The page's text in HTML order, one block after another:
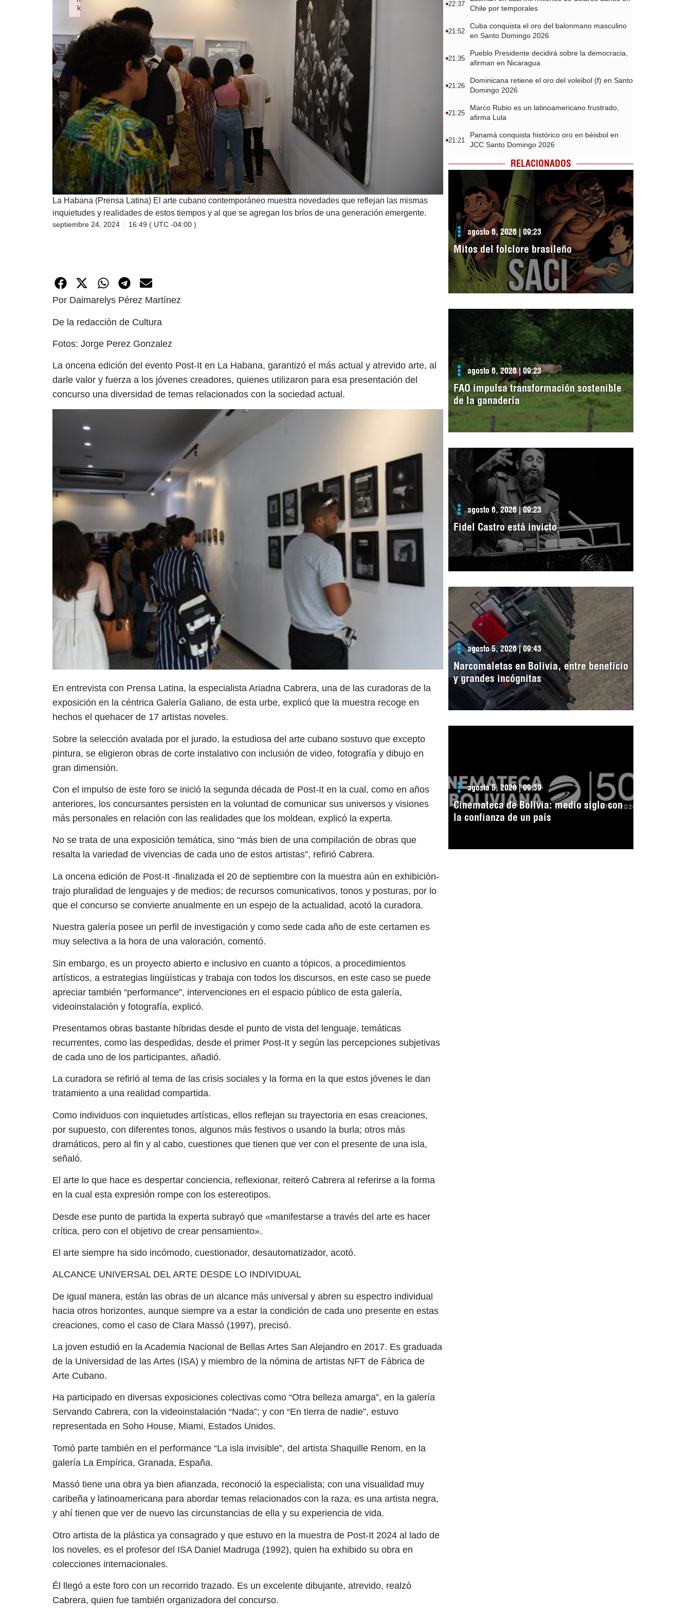
La Habana (Prensa Latina) El arte cubano contemporáneo muestra novedades que reflejan las mismas
inquietudes y realidades de estos tiempos y al que se agregan los bríos de una generación emergente.
septiembre 24, 2024 16:49 ( UTC -04:00 )
Por Daimarelys Pérez Martínez
De la redacciòn de Cultura
Fotos: Jorge Perez Gonzalez
La oncena edición del evento Post-It en La Habana, garantizó el más actual y atrevido arte, al
darle valor y fuerza a los jóvenes creadores, quienes utilizaron para esa presentación del
concurso una diversidad de temas relacionados con la sociedad actual.
En entrevista con Prensa Latina, la especialista Ariadna Cabrera, una de las curadoras de la
exposición en la céntrica Galería Galiano, de esta urbe, explicó que la muestra recoge en
hechos el quehacer de 17 artistas noveles.
Sobre la selección avalada por el jurado, la estudiosa del arte cubano sostuvo que excepto
pintura, se eligieron obras de corte instalativo con inclusión de video, fotografía y dibujo en
gran dimensión.
Con el impulso de este foro se inició la segunda década de Post-It en la cual, como en años
anteriores, los concursantes persisten en la voluntad de comunicar sus universos y visiones
más personales en relación con las realidades que los moldean, explicó la experta.
No se trata de una exposición temática, sino “más bien de una compilación de obras que
resalta la variedad de vivencias de cada uno de estos artistas”, refirió Cabrera.
La oncena edición de Post-It -finalizada el 20 de septiembre con la muestra aún en exhibiciòn-
trajo pluralidad de lenguajes y de medios; de recursos comunicativos, tonos y posturas, por lo
que el concurso se convierte anualmente en un espejo de la actualidad, acotó la curadora.
Nuestra galería posee un perfil de investigación y como sede cada año de este certamen es
muy selectiva a la hora de una valoración, comentó.
Sin embargo, es un proyecto abierto e inclusivo en cuanto a tópicos, a procedimientos
artísticos, a estrategias lingüísticas y trabaja con todos los discursos, en este caso se puede
apreciar también “performance”, intervenciones en el espacio público de esta galería,
videoinstalación y fotografía, explicó.
Presentamos obras bastante híbridas desde el punto de vista del lenguaje, temáticas
recurrentes, como las despedidas, desde el primer Post-It y según las percepciones subjetivas
de cada uno de los participantes, añadió.
La curadora se refirió al tema de las crisis sociales y la forma en la que estos jóvenes le dan
tratamiento a una realidad compartida.
Como individuos con inquietudes artísticas, ellos reflejan su trayectoria en esas creaciones,
por supuesto, con diferentes tonos, algunos más festivos o usando la burla; otros más
dramáticos, pero al fin y al cabo, cuestiones que tienen que ver con el presente de una isla,
señaló.
El arte lo que hace es despertar conciencia, reflexionar, reiteró Cabrera al referirse a la forma
en la cual esta expresión rompe con los estereotipos.
Desde ese punto de partida la experta subrayó que «manifestarse a través del arte es hacer
crítica, pero con el objetivo de crear pensamiento».
El arte siempre ha sido incómodo, cuestionador, desautomatizador, acotó.
ALCANCE UNIVERSAL DEL ARTE DESDE LO INDIVIDUAL
De igual manera, están las obras de un alcance más universal y abren su espectro individual
hacia otros horizontes, aunque siempre va a estar la condición de cada uno presente en estas
creaciones, como el caso de Clara Massó (1997), precisó.
La joven estudió en la Academia Nacional de Bellas Artes San Alejandro en 2017. Es graduada
de la Universidad de las Artes (ISA) y miembro de la nómina de artistas NFT de Fábrica de
Arte Cubano.
Ha participado en diversas exposiciones colectivas como “Otra belleza amarga”, en la galería
Servando Cabrera, con la videoinstalación “Nada”; y con “En tierra de nadie”, estuvo
representada en Soho House, Miami, Estados Unidos.
Tomó parte también en el performance “La isla invisible”, del artista Shaquille Renom, en la
galería La Empírica, Granada, España.
Massó tiene una obra ya bien afianzada, reconoció la especialista; con una visualidad muy
caribeña y latinoamericana para abordar temas relacionados con la raza, es una artista negra,
y ahí tienen que ver de nuevo las circunstancias de ella y su experiencia de vida.
Otro artista de la plástica ya consagrado y que estuvo en la muestra de Post-It 2024 al lado de
los noveles, es el profesor del ISA Daniel Madruga (1992), quien ha exhibido su obra en
colecciones internacionales.
Él llegó a este foro con un recorrido trazado. Es un excelente dibujante, atrevido, realzó
Cabrera, quien fue también organizadora del concurso.
22:37
Chile por temporales
21:52
Cuba conquista el oro del balonmano masculino
en Santo Domingo 2026
21:35
Pueblo Presidente decidirá sobre la democracia,
afirman en Nicaragua
21:26
Dominicana retiene el oro del voleibol (f) en Santo
Domingo 2026
21:25
Marco Rubio es un latinoamericano frustrado,
afirma Lula
21:21
Panamá conquista histórico oro en béisbol en
JCC Santo Domingo 2026
RELACIONADOS
agosto 6, 2026 | 09:23
Mitos del folclore brasileño
agosto 6, 2026 | 09:23
FAO impulsa transformación sostenible
de la ganadería
agosto 6, 2026 | 09:23
Fidel Castro está invicto
agosto 5, 2026 | 09:43
Narcomaletas en Bolivia, entre beneficio
y grandes incógnitas
agosto 5, 2026 | 09:39
Cinemateca de Bolivia: medio siglo con
la confianza de un país
k
Failed to initialize plugin: wplink